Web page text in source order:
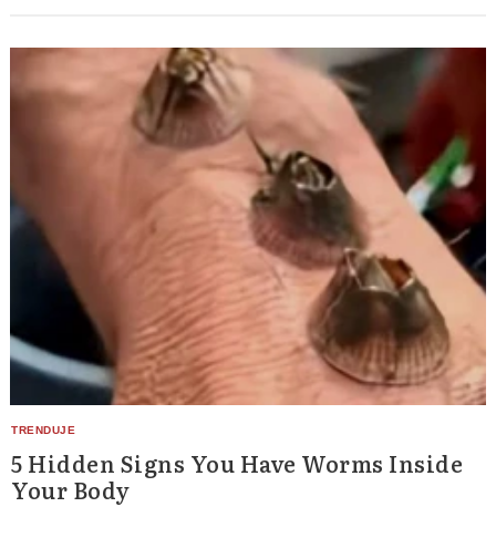
5 Hidden Signs You Have Worms Inside
Your Body